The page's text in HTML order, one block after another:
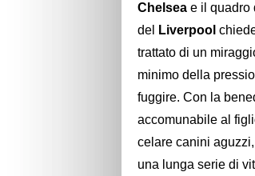
Chelsea e il quadro
del
Liverpool
trattato di un
minimo della
fuggire. Con la
accomunabile al
celare canini
una lunga serie di